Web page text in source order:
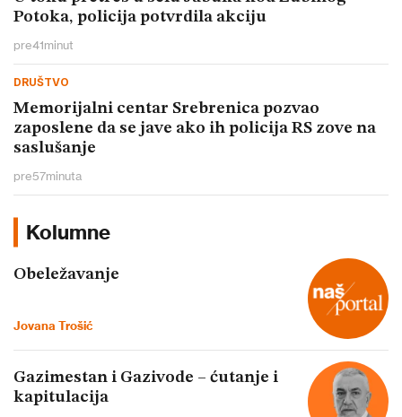
Potoka, policija potvrdila akciju
pre41minut
DRUŠTVO
Memorijalni centar Srebrenica pozvao
zaposlene da se jave ako ih policija RS zove na
saslušanje
pre57minuta
Kolumne
Obeležavanje
Jovana Trošić
Gazimestan i Gazivode – ćutanje i
kapitulacija